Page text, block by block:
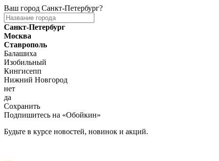
Ваш город Санкт-Петербург?
Санкт-Петербург
Москва
Ставрополь
Балашиха
Изобильный
Кингисепп
Нижний Новгород
нет
да
Сохранить
Подпишитесь на «Обойкин»
Будьте в курсе новостей, новинок и акций.